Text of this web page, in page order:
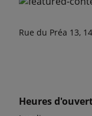
Rue du Préa 13,
Heures